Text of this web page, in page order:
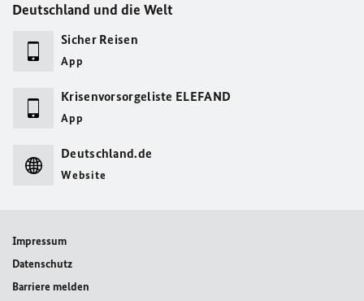
Deutschland und die Welt
Sicher Reisen
App
Krisenvorsorgeliste ELEFAND
App
Deutschland.de
Website
Impressum
Datenschutz
Barriere melden